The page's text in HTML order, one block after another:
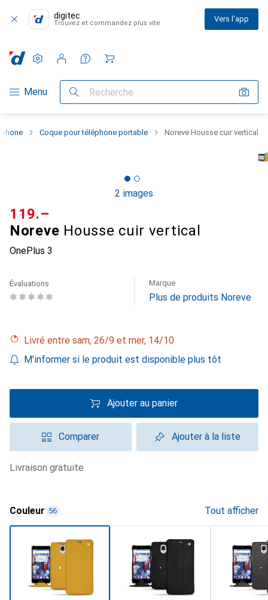
digitec
Trouvez et commandez plus vite Vers l'app
Navigation par catégorie
Menu Recherche
Paramètres
Compte client
Listes de comparaison
Listes d'envies
Panier
Coque pour téléphone portable Noreve Housse cuir vertical
2 images
Noreve Housse cuir vertical
OnePlus 3
CHF
119.–
Évaluations Marque
Plus de produits Noreve
Livré entre sam, 26/9 et mer, 14/10
M'informer si le produit est disponible plus tôt
Ajouter au panier
Comparer Ajouter à la liste
livraison gratuite
Couleur 56 Tout afficher